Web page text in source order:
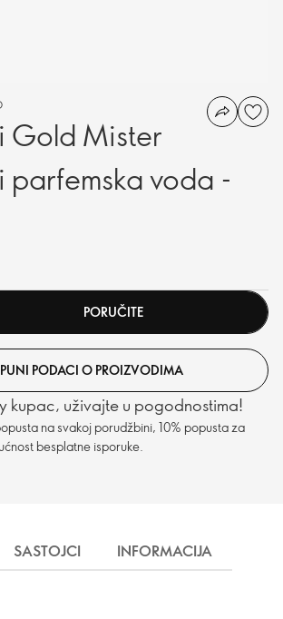
Gold Mister
voda -
PORUČITE
PODACI O PROIZVODIMA
kupac, uživajte u pogodnostima!
na svakoj porudžbini, 10% popusta za
besplatne isporuke.
SASTOJCI INFORMACIJA